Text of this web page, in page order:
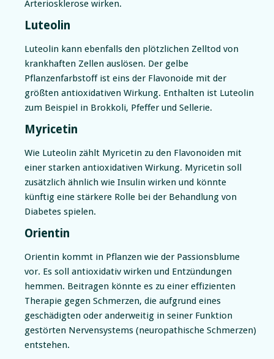
Arteriosklerose wirken.
Luteolin
Luteolin kann ebenfalls den plötzlichen Zelltod von
krankhaften Zellen auslösen. Der gelbe
Pflanzenfarbstoff ist eins der Flavonoide mit der
größten antioxidativen Wirkung. Enthalten ist Luteolin
zum Beispiel in Brokkoli, Pfeffer und Sellerie.
Myricetin
Wie Luteolin zählt Myricetin zu den Flavonoiden mit
einer starken antioxidativen Wirkung. Myricetin soll
zusätzlich ähnlich wie Insulin wirken und könnte
künftig eine stärkere Rolle bei der Behandlung von
Diabetes spielen.
Orientin
Orientin kommt in Pflanzen wie der Passionsblume
vor. Es soll antioxidativ wirken und Entzündungen
hemmen. Beitragen könnte es zu einer effizienten
Therapie gegen Schmerzen, die aufgrund eines
geschädigten oder anderweitig in seiner Funktion
gestörten Nervensystems (neuropathische Schmerzen)
entstehen.